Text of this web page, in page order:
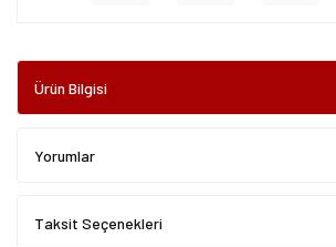
Ürün Bilgisi
Yorumlar
Taksit Seçenekleri